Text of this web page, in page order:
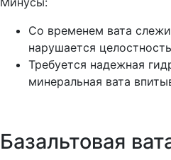
Со временем вата
нарушается
Требуется надежная
минеральная вата
Базальтовая